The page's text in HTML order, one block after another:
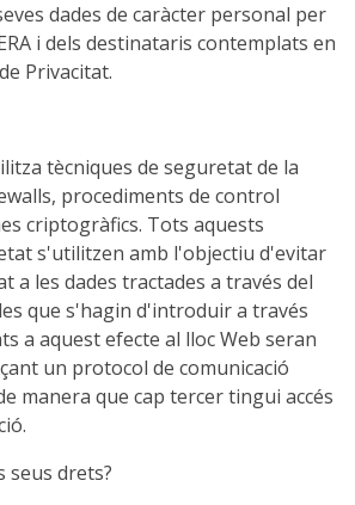
dades de caràcter personal per
i dels destinataris contemplats en
Privacitat.
tècniques de seguretat de la
procediments de control
criptogràfics. Tots aquests
s'utilitzen amb l'objectiu d'evitar
a les dades tractades a través del
que s'hagin d'introduir a través
a aquest efecte al lloc Web seran
un protocol de comunicació
manera que cap tercer tingui accés
seus drets?